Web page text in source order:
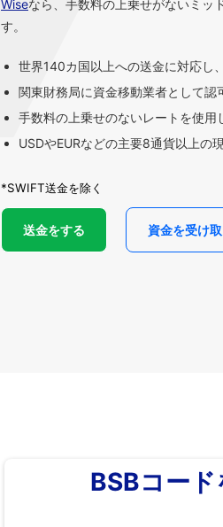
Wiseなら、手数料の上乗せがないミッ
す。
世界140カ国以上への送金に対応し
関東財務局に資金移動業者として認
手数料の上乗せのないレートを使用
USDやEURなどの主要8通貨以上の
*SWIFT送金を除く
送金をする 資金を受け
BSBコー